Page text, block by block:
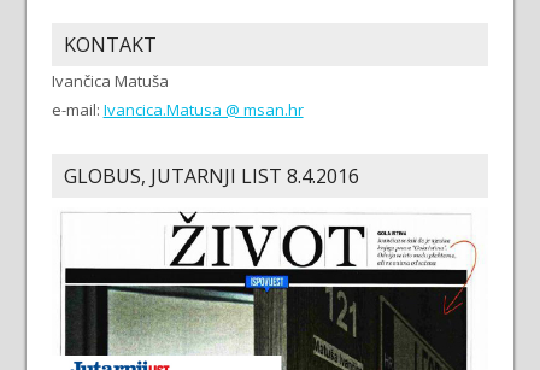
KONTAKT
Ivančica Matuša
e-mail: Ivancica.Matusa @ msan.hr
GLOBUS, JUTARNJI LIST 8.4.2016